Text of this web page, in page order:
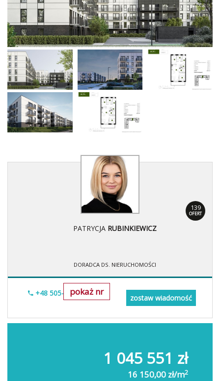
139
OFERT
PATRYCJA RUBINKIEWICZ
DORADCA DS. NIERUCHOMOŚCI
pokaż nr
+48 505-236-943
zostaw wiadomość
1 045 551 zł
16 150,00 zł/m2